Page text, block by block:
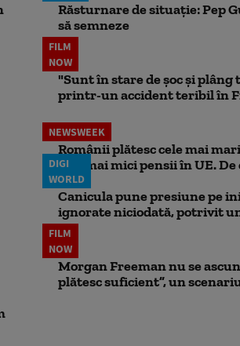
Răsturnare de situație: Pep
să semneze
FILM
NOW
"Sunt în stare de șoc și
printr-un accident teribil în
NEWSWEEK
Românii plătesc cele mai
cele mai mici pensii în UE. De
DIGI
WORLD
Canicula pune presiune pe
ignorate niciodată, potrivit
FILM
NOW
Morgan Freeman nu se
plătesc suficient”, un